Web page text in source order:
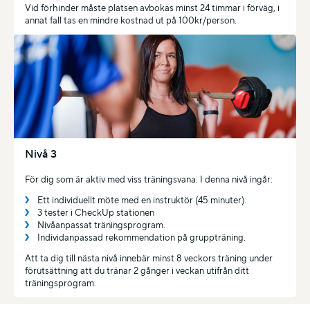
Vid förhinder måste platsen avbokas minst 24 timmar i förväg, i
annat fall tas en mindre kostnad ut på 100kr/person.
Nivå 3
För dig som är aktiv med viss träningsvana. I denna nivå ingår:
Ett individuellt möte med en instruktör (45 minuter).
3 tester i CheckUp stationen
Nivåanpassat träningsprogram.
Individanpassad rekommendation på gruppträning.
Att ta dig till nästa nivå innebär minst 8 veckors träning under
förutsättning att du tränar 2 gånger i veckan utifrån ditt
träningsprogram.